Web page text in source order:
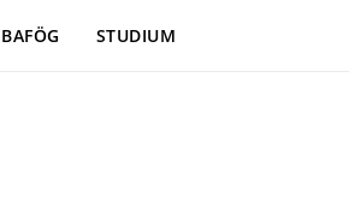
BAFÖG STUDIUM